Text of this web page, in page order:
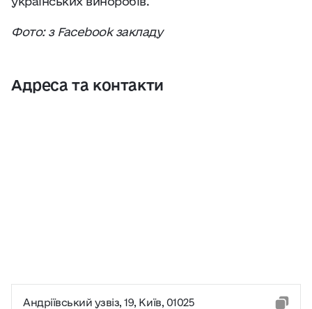
Фото: з Facebook закладу
Адреса та контакти
Андріївський узвіз, 19, Київ, 01025